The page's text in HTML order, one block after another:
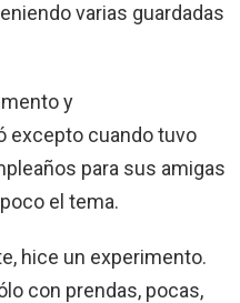
varias guardadas
y
excepto cuando tuvo
para sus amigas
el tema.
hice un experimento.
con prendas, pocas,